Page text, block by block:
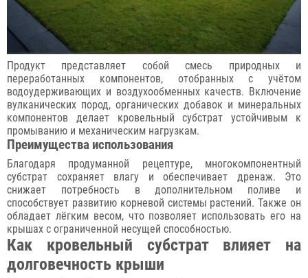
Продукт представляет собой смесь природных и
переработанных компонентов, отобранных с учётом
водоудерживающих и воздухообменных качеств. Включение
вулканических пород, органических добавок и минеральных
компонентов делает кровельный субстрат устойчивым к
промыванию и механическим нагрузкам.
Преимущества использования
Благодаря продуманной рецептуре, многокомпонентный
субстрат сохраняет влагу и обеспечивает дренаж. Это
снижает потребность в дополнительном поливе и
способствует развитию корневой системы растений. Также он
обладает лёгким весом, что позволяет использовать его на
крышах с ограниченной несущей способностью.
Как кровельный субстрат влияет на
долговечность крыши